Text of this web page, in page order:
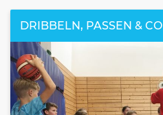
DRIBBELN, PASSEN & CO